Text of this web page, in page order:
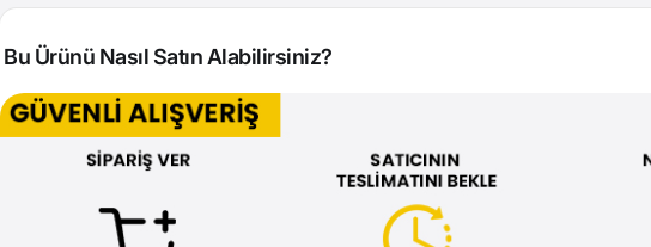
Bu Ürünü Nasıl Satın Alabilirsiniz?